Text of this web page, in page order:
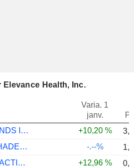
Health, Inc.
Varia. 1
janv.
NOMURA NEXT FUNDS INTERNATIONAL EQUITY MSCI-KOKUSAI (YEN-HEDGED) ETF - JPY
+10,20 %
FIRST TRUST ALPHADEX U.S. HEALTH CARE SECTOR INDEX ETF - CAD HEDGED
-.--%
GOLDMAN SACHS ACTIVEBETA PARIS-ALIGNED SUSTAINABLE US LARGE CAP EQUITY UCITS ETF - USD
+12,96 %